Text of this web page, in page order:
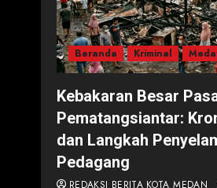
Beranda Kriminal
Kebakaran Besar
Pematangsiantar:
dan Langkah
Pedagang
REDAKSI BERITA KOTA MEDAN